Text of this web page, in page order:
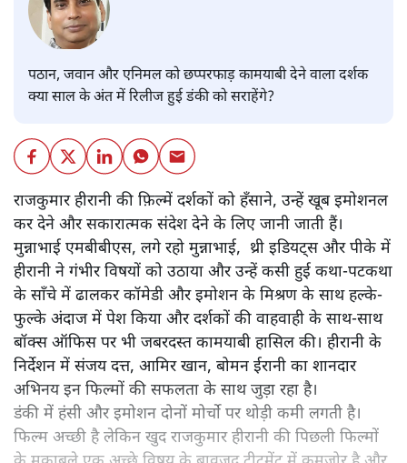
पठान, जवान और एनिमल को छप्परफाड़ कामयाबी देने वाला दर्शक
क्या साल के अंत में रिलीज हुई डंकी को सराहेंगे?
राजकुमार हीरानी की फ़िल्में दर्शकों को हँसाने, उन्हें खूब इमोशनल
कर देने और सकारात्मक संदेश देने के लिए जानी जाती हैं।
मुन्नाभाई एमबीबीएस, लगे रहो मुन्नाभाई, थ्री इडियट्स और पीके में
हीरानी ने गंभीर विषयों को उठाया और उन्हें कसी हुई कथा-पटकथा
के साँचे में ढालकर कॉमेडी और इमोशन के मिश्रण के साथ हल्के-
फुल्के अंदाज में पेश किया और दर्शकों की वाहवाही के साथ-साथ
बॉक्स ऑफिस पर भी जबरदस्त कामयाबी हासिल की। हीरानी के
निर्देशन में संजय दत्त, आमिर खान, बोमन ईरानी का शानदार
अभिनय इन फिल्मों की सफलता के साथ जुड़ा रहा है।
डंकी में हंसी और इमोशन दोनों मोर्चो पर थोड़ी कमी लगती है।
फिल्म अच्छी है लेकिन खुद राजकुमार हीरानी की पिछली फिल्मों